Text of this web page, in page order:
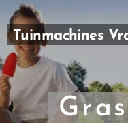
Tuinmachines
Carl